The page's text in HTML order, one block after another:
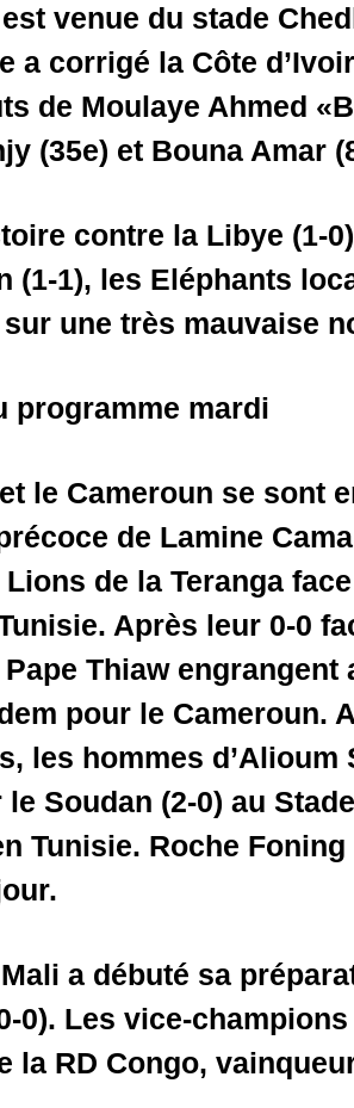
venue du stade
a corrigé la Côte
de Moulaye Ahmed
(35e) et Bouna Amar
contre la Libye (1-
(1-1), les Eléphants
une très mauvaise
programme mardi
le Cameroun se sont
de Lamine
de la Teranga
Après leur 0-0
Thiaw engrangent
pour le Cameroun.
les hommes
Soudan (2-0) au
Tunisie. Roche
a débuté sa
0). Les vice-
la RD Congo,